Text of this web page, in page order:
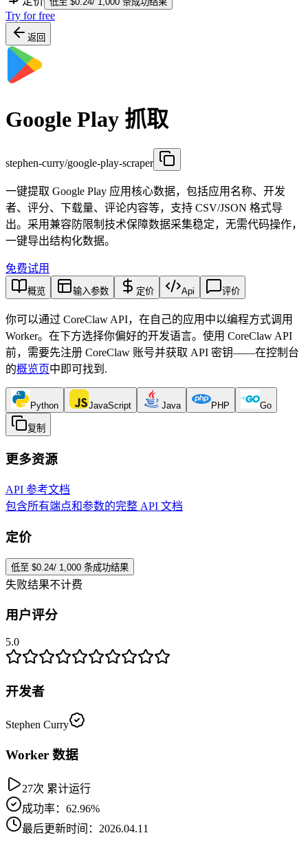
Try for free
返回
Google Play 抓取
stephen-curry/google-play-scraper
一键提取 Google Play 应用核心数据，包括应用名称、开发
者、评分、下载量、评论内容等，支持 CSV/JSON 格式导
出。采用兼容防限制技术保障数据采集稳定，无需代码操作，
一键导出结构化数据。
免费试用
概览 输入参数 定价 Api 评价
你可以通过 CoreClaw API，在自己的应用中以编程方式调用
Worker。在下方选择你偏好的开发语言。使用 CoreClaw API
前，需要先注册 CoreClaw 账号并获取 API 密钥——在控制台
的概览页中即可找到 .
Python JavaScript Java PHP Go
复制
更多资源
API 参考文档
包含所有端点和参数的完整 API 文档
定价
低至 $0.24/ 1,000 条成功结果
失败结果不计费
用户评分
5.0
开发者
Stephen Curry
Worker 数据
27次 累计运行
成功率：62.96%
最后更新时间：2026.04.11